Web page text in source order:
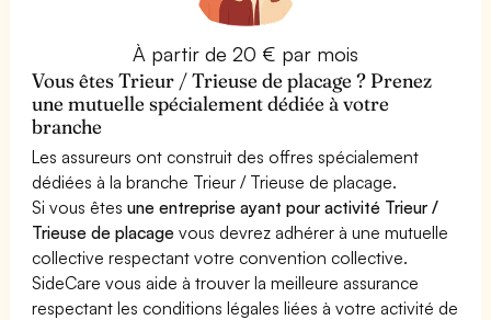
À partir de 20 € par mois
Vous êtes Trieur / Trieuse de placage ? Prenez
une mutuelle spécialement dédiée à votre
branche
Les assureurs ont construit des offres spécialement
dédiées à la branche Trieur / Trieuse de placage.
Si vous êtesune entreprise ayant pour activité Trieur /
Trieuse de placage vous devrez adhérer à une mutuelle
collective respectant votre convention collective.
SideCare vous aide à trouver la meilleure assurance
respectant les conditions légales liées à votre activité de